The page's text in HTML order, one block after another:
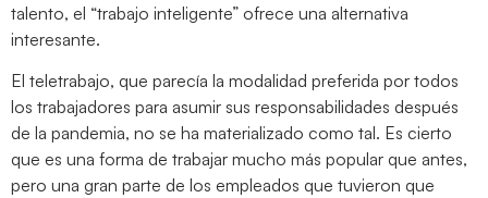
talento, el “trabajo inteligente” ofrece una alternativa
interesante.
El teletrabajo, que parecía la modalidad preferida por todos
los trabajadores para asumir sus responsabilidades después
de la pandemia, no se ha materializado como tal. Es cierto
que es una forma de trabajar mucho más popular que antes,
pero una gran parte de los empleados que tuvieron que